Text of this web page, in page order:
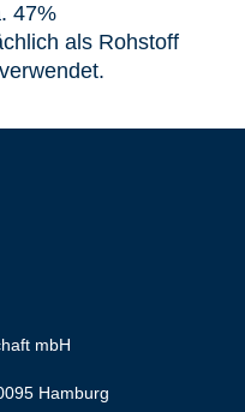
47%
als Rohstoff
mbH
Hamburg